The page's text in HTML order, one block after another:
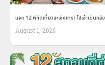
แจก 12 พิกัดเที่ยวฉะเชิงเทรา ไปเช้าเย็นก
August 1, 2026